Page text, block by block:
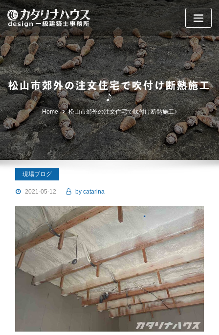
Skip
to
content
松山市郊外の注文住宅で吹付け断熱施工
♪
Home 松山市郊外の注文住宅で吹付け断熱施工♪
現場ブログ
2021-05-12 by catarina